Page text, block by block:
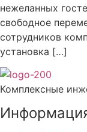
нежеланных
свободное
сотрудников
установка […]
Комплексные